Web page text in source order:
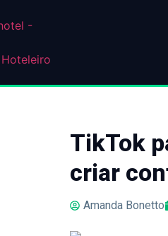
TikTok
criar
Amanda Bonetto